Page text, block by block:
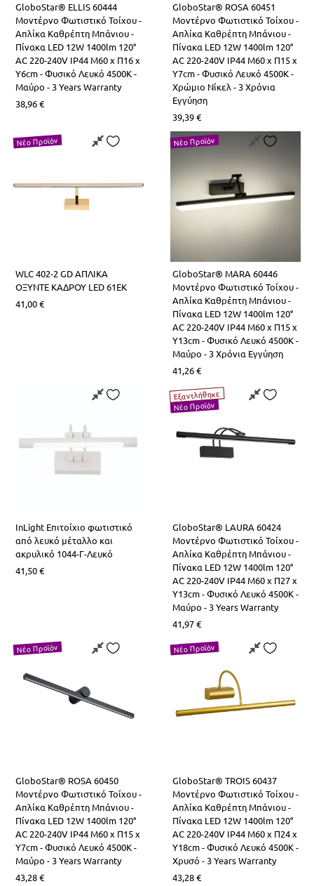
GloboStar® ELLIS 60444
Μοντέρνο Φωτιστικό Τοίχου -
Απλίκα Καθρέπτη Μπάνιου -
Πίνακα LED 12W 1400lm 120°
AC 220-240V IP44 Μ60 x Π16 x
Υ6cm - Φυσικό Λευκό 4500K -
Μαύρο - 3 Years Warranty
38,96€
GloboStar® ROSA 60451
Μοντέρνο Φωτιστικό Τοίχου -
Απλίκα Καθρέπτη Μπάνιου -
Πίνακα LED 12W 1400lm 120°
AC 220-240V IP44 Μ60 x Π15 x
Υ7cm - Φυσικό Λευκό 4500K -
Χρώμιο Νίκελ - 3 Χρόνια
Εγγύηση
39,39€
Νέο Προϊόν
WLC 402-2 GD ΑΠΛΙΚΑ
ΟΞΥΝΤΕ ΚΑΔΡΟΥ LED 61EK
41,00€
Νέο Προϊόν
GloboStar® MARA 60446
Μοντέρνο Φωτιστικό Τοίχου -
Απλίκα Καθρέπτη Μπάνιου -
Πίνακα LED 12W 1400lm 120°
AC 220-240V IP44 Μ60 x Π15 x
Υ13cm - Φυσικό Λευκό 4500K -
Μαύρο - 3 Χρόνια Εγγύηση
41,26€
InLight Επιτοίχιο φωτιστικό
από λευκό μέταλλο και
ακρυλικό 1044-Γ-Λευκό
41,50€
Εξαντλήθηκε
Νέο Προϊόν
GloboStar® LAURA 60424
Μοντέρνο Φωτιστικό Τοίχου -
Απλίκα Καθρέπτη Μπάνιου -
Πίνακα LED 12W 1400lm 120°
AC 220-240V IP44 Μ60 x Π27 x
Υ13cm - Φυσικό Λευκό 4500K -
Μαύρο - 3 Years Warranty
41,97€
Νέο Προϊόν
GloboStar® ROSA 60450
Μοντέρνο Φωτιστικό Τοίχου -
Απλίκα Καθρέπτη Μπάνιου -
Πίνακα LED 12W 1400lm 120°
AC 220-240V IP44 Μ60 x Π15 x
Υ7cm - Φυσικό Λευκό 4500K -
Μαύρο - 3 Years Warranty
43,28€
Νέο Προϊόν
GloboStar® TROIS 60437
Μοντέρνο Φωτιστικό Τοίχου -
Απλίκα Καθρέπτη Μπάνιου -
Πίνακα LED 12W 1400lm 120°
AC 220-240V IP44 Μ60 x Π24 x
Υ18cm - Φυσικό Λευκό 4500K -
Χρυσό - 3 Years Warranty
43,28€